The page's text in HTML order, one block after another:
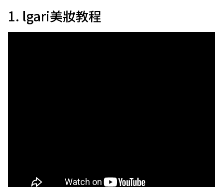
1. lgari美妝教程